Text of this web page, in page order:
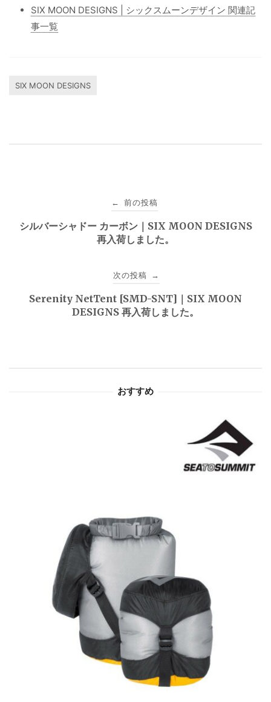
SIX MOON DESIGNS | シックスムーンデザイン 関連記
事一覧
SIX MOON DESIGNS
← 前の投稿
シルバーシャドー カーボン｜SIX MOON DESIGNS
再入荷しました。
次の投稿 →
Serenity NetTent [SMD-SNT]｜SIX MOON
DESIGNS 再入荷しました。
おすすめ